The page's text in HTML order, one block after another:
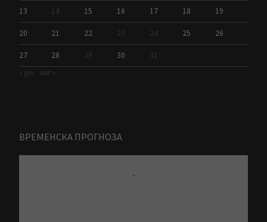
13 14 15 16 17 18 19
20 21 22 23 24 25 26
27 28 29 30
31
« јун
авг »
ВРЕМЕНСКА ПРОГНОЗА
-